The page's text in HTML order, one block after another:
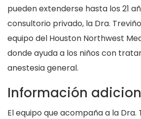
pueden extenderse hasta los 21
consultorio privado, la Dra.
equipo del Houston Northwest
donde ayuda a los niños con
anestesia general.
Información
El equipo que acompaña a la Dra.